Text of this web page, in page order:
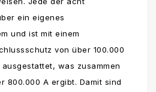
ein eigenes
und ist mit einem
von über 100.000
was zusammen
800.000 A ergibt. Damit sind